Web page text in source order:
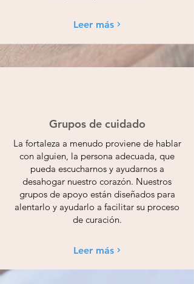
Leer más
Grupos de cuidado
La fortaleza a menudo proviene de hablar
con alguien, la persona adecuada, que
pueda escucharnos y ayudarnos a
desahogar nuestro corazón. Nuestros
grupos de apoyo están diseñados para
alentarlo y ayudarlo a facilitar su proceso
de curación.
Leer más